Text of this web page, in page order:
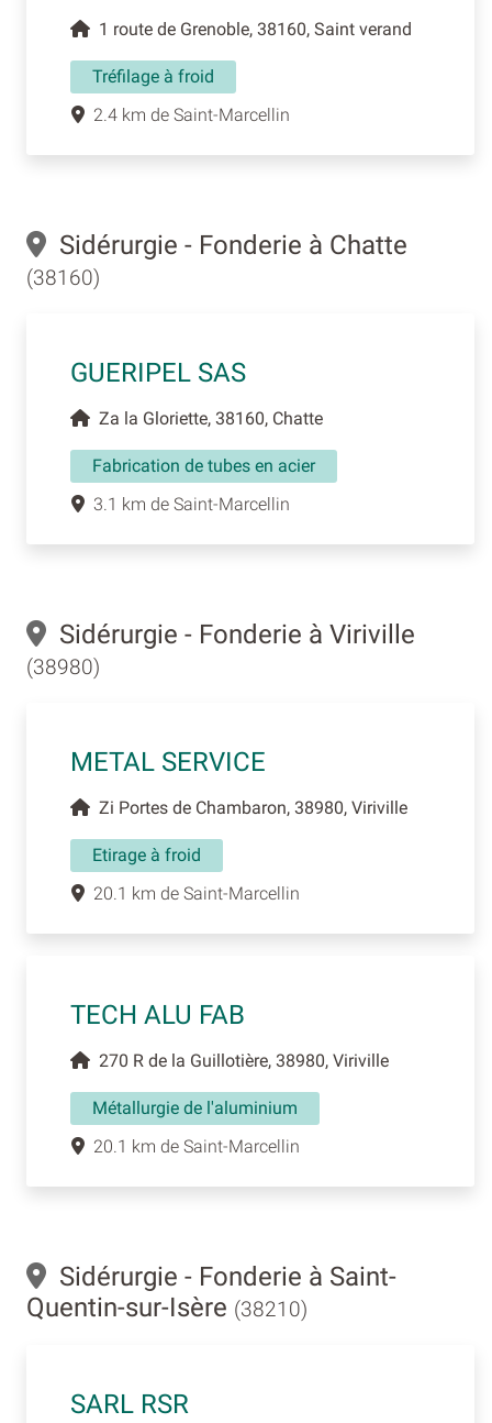
1 route de Grenoble, 38160, Saint verand
Tréfilage à froid
2.4 km de Saint-Marcellin
Sidérurgie - Fonderie à Chatte
(38160)
GUERIPEL SAS
Za la Gloriette, 38160, Chatte
Fabrication de tubes en acier
3.1 km de Saint-Marcellin
Sidérurgie - Fonderie à Viriville
(38980)
METAL SERVICE
Zi Portes de Chambaron, 38980, Viriville
Etirage à froid
20.1 km de Saint-Marcellin
TECH ALU FAB
270 R de la Guillotière, 38980, Viriville
Métallurgie de l'aluminium
20.1 km de Saint-Marcellin
Sidérurgie - Fonderie à Saint-
Quentin-sur-Isère (38210)
SARL RSR